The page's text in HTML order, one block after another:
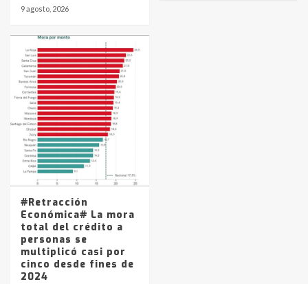
9 agosto, 2026
#Retracción
Económica# La mora
total del crédito a
personas se
multiplicó casi por
cinco desde fines de
2024